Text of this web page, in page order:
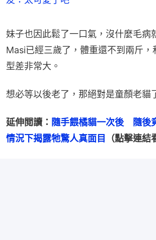
妹子也因此鬆了一口氣，沒什麼毛病
Masi已經三歲了，體重還不到兩斤，
型差非常大。
想必等以後老了，那絕對是童顏老貓
延伸閲讀： 隨手餵橘貓一次後　隨後
情況下揭露牠驚人真面目
（點擊連結